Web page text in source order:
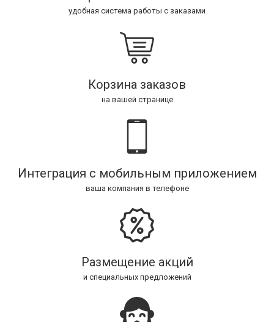
удобная система работы с заказами
Корзина заказов
на вашей странице
Интеграция с мобильным приложением
ваша компания в телефоне
Размещение акций
и специальных предложений